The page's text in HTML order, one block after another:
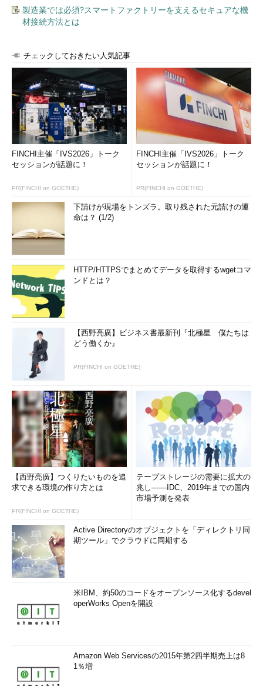
製造業では必須?スマートファクトリーを支えるセキュアな機
材接続方法とは
チェックしておきたい人気記事
FINCHI主催「IVS2026」トーク
セッションが話題に！
PR(FINCHI on GOETHE)
FINCHI主催「IVS2026」トーク
セッションが話題に！
PR(FINCHI on GOETHE)
下請けが現場をトンズラ。取り残された元請けの運
命は？ (1/2)
HTTP/HTTPSでまとめてデータを取得するwgetコマ
ンドとは？
【西野亮廣】ビジネス書最新刊『北極星 僕たちは
どう働くか』
PR(FINCHI on GOETHE)
【西野亮廣】つくりたいものを追
求できる環境の作り方とは
PR(FINCHI on GOETHE)
テープストレージの需要に拡大の
兆し――IDC、2019年までの国内
市場予測を発表
Active Directoryのオブジェクトを「ディレクトリ同
期ツール」でクラウドに同期する
米IBM、約50のコードをオープンソース化するdevel
operWorks Openを開設
Amazon Web Servicesの2015年第2四半期売上は8
1％増